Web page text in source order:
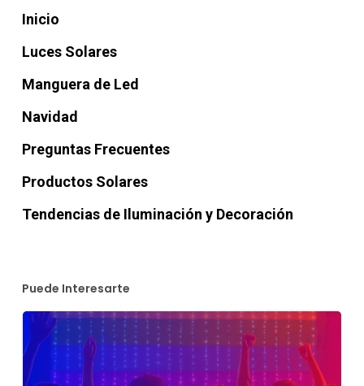
Inicio
Luces Solares
Manguera de Led
Navidad
Preguntas Frecuentes
Productos Solares
Tendencias de Iluminación y Decoración
Puede Interesarte